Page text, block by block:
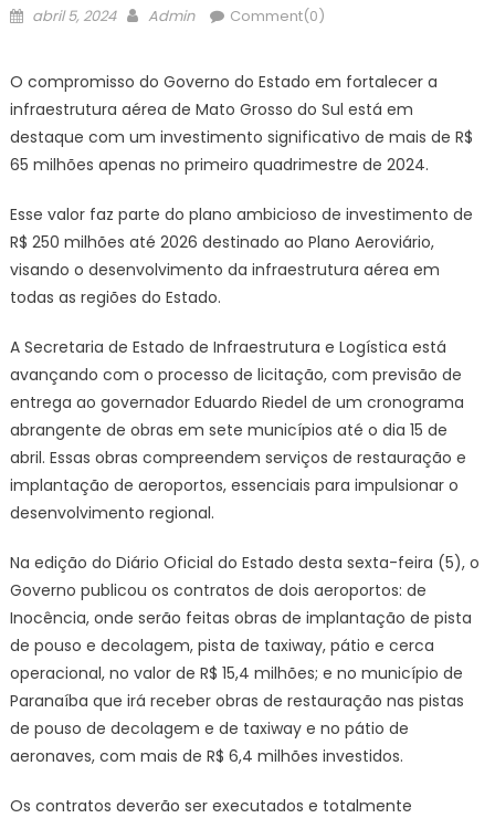
Posted
abril 5, 2024 Author
Admin Comment(0)
O compromisso do Governo do Estado em fortalecer a
infraestrutura aérea de Mato Grosso do Sul está em
destaque com um investimento significativo de mais de R$
65 milhões apenas no primeiro quadrimestre de 2024.
Esse valor faz parte do plano ambicioso de investimento de
R$ 250 milhões até 2026 destinado ao Plano Aeroviário,
visando o desenvolvimento da infraestrutura aérea em
todas as regiões do Estado.
A Secretaria de Estado de Infraestrutura e Logística está
avançando com o processo de licitação, com previsão de
entrega ao governador Eduardo Riedel de um cronograma
abrangente de obras em sete municípios até o dia 15 de
abril. Essas obras compreendem serviços de restauração e
implantação de aeroportos, essenciais para impulsionar o
desenvolvimento regional.
Na edição do Diário Oficial do Estado desta sexta-feira (5), o
Governo publicou os contratos de dois aeroportos: de
Inocência, onde serão feitas obras de implantação de pista
de pouso e decolagem, pista de taxiway, pátio e cerca
operacional, no valor de R$ 15,4 milhões; e no município de
Paranaíba que irá receber obras de restauração nas pistas
de pouso de decolagem e de taxiway e no pátio de
aeronaves, com mais de R$ 6,4 milhões investidos.
Os contratos deverão ser executados e totalmente